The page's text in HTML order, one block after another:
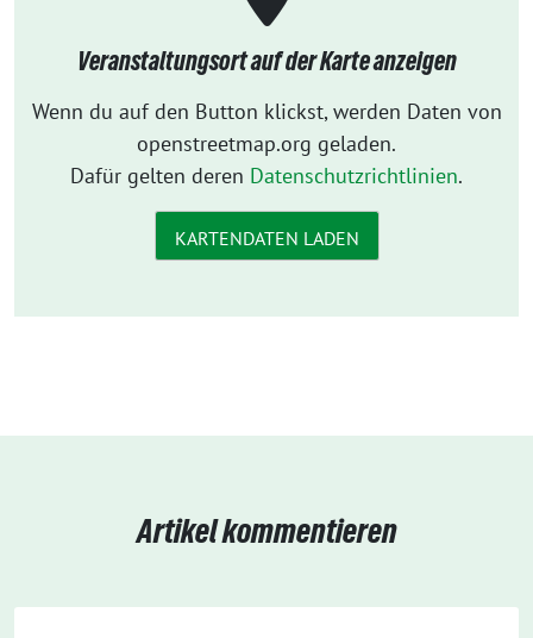
Veranstaltungsort auf der Karte anzeigen
Wenn du auf den Button klickst, werden Daten von
openstreetmap.org geladen.
Dafür gelten deren Datenschutzrichtlinien.
KARTENDATEN LADEN
Artikel kommentieren